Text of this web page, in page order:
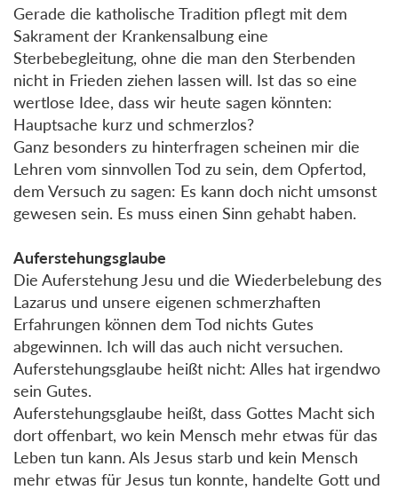
Gerade die katholische Tradition pflegt mit dem
Sakrament der Krankensalbung eine
Sterbebegleitung, ohne die man den Sterbenden
nicht in Frieden ziehen lassen will. Ist das so eine
wertlose Idee, dass wir heute sagen könnten:
Hauptsache kurz und schmerzlos?
Ganz besonders zu hinterfragen scheinen mir die
Lehren vom sinnvollen Tod zu sein, dem Opfertod,
dem Versuch zu sagen: Es kann doch nicht umsonst
gewesen sein. Es muss einen Sinn gehabt haben.
Auferstehungsglaube
Die Auferstehung Jesu und die Wiederbelebung des
Lazarus und unsere eigenen schmerzhaften
Erfahrungen können dem Tod nichts Gutes
abgewinnen. Ich will das auch nicht versuchen.
Auferstehungsglaube heißt nicht: Alles hat irgendwo
sein Gutes.
Auferstehungsglaube heißt, dass Gottes Macht sich
dort offenbart, wo kein Mensch mehr etwas für das
Leben tun kann. Als Jesus starb und kein Mensch
mehr etwas für Jesus tun konnte, handelte Gott und